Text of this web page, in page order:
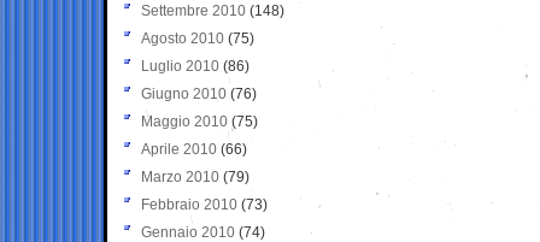
Settembre 2010 (148)
Agosto 2010 (75)
Luglio 2010 (86)
Giugno 2010 (76)
Maggio 2010 (75)
Aprile 2010 (66)
Marzo 2010 (79)
Febbraio 2010 (73)
Gennaio 2010 (74)